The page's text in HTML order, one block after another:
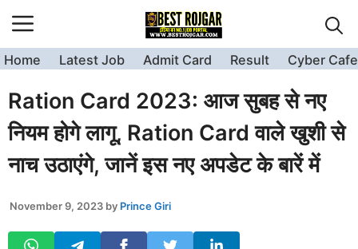
to
content
Home Latest Job Admit Card Result Cyber Cafe
Ration Card 2023: आज सुबह से नए
नियम होगे लागू, Ration Card वाले खुशी से
नाच उठाएंगे, जानें इस नए अपडेट के बारें में
November 9, 2023 by Prince Giri